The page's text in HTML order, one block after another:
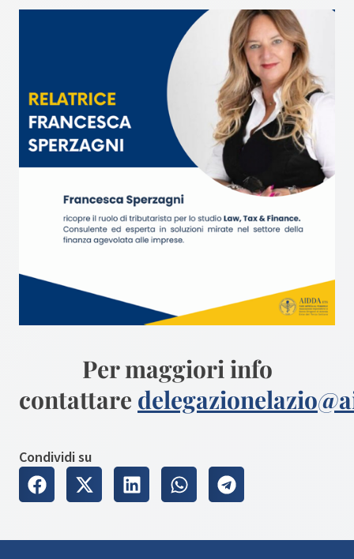
Per maggiori info
contattare
Condividi su